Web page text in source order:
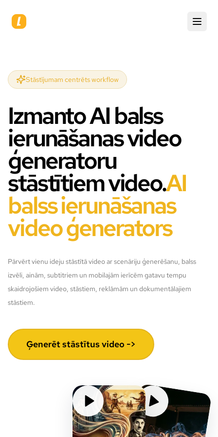
Stāstījumam centrēts workflow
Izmanto AI balss
ierunāšanas video
ģeneratoru
stāstītiem video.AI
balss ierunāšanas
video ģenerators
Pārvērt vienu ideju stāstītā video ar scenāriju ģenerēšanu, balss
izvēli, ainām, subtitriem un mobilajām ierīcēm gatavu tempu
skaidrojošiem video, stāstiem, reklāmām un dokumentālajiem
stāstiem.
Ģenerēt stāstītus video ->